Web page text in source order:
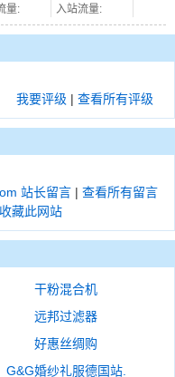
量: 入站流量:
我要评级 | 查看所有评级
站长留言 | 查看所有留言
收藏此网站
干粉混合机
远邦过滤器
好惠丝绸购
G&G婚纱礼服德国站.